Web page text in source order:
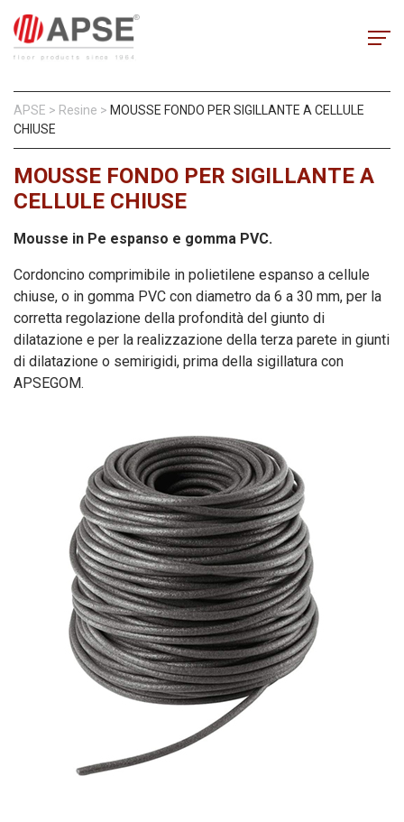
APSE > Resine > MOUSSE FONDO PER SIGILLANTE A CELLULE
CHIUSE
MOUSSE FONDO PER SIGILLANTE A
CELLULE CHIUSE
Mousse in Pe espanso e gomma PVC.
Cordoncino comprimibile in polietilene espanso a cellule
chiuse, o in gomma PVC con diametro da 6 a 30 mm, per la
corretta regolazione della profondità del giunto di
dilatazione e per la realizzazione della terza parete in giunti
di dilatazione o semirigidi, prima della sigillatura con
APSEGOM.